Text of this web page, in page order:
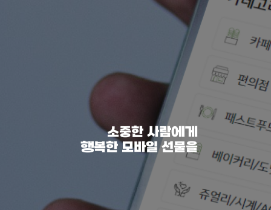
소중한 사람에게
행복한 모바일 선물을